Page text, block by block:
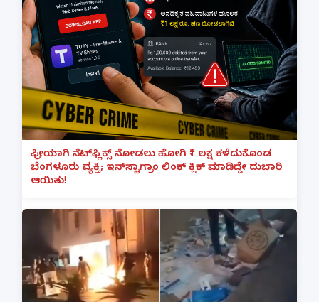
ಫ್ರೀಯಾಗಿ ನೆಟ್‌ಫ್ಲಿಕ್ಸ್ ನೋಡಲು ಹೋಗಿ ₹1 ಲಕ್ಷ ಕಳೆದುಕೊಂಡ
ಬೆಂಗಳೂರು ವ್ಯಕ್ತಿ; ಇನ್‌ಸ್ಟಾಗ್ರಾಂ ಲಿಂಕ್ ಕ್ಲಿಕ್ ಮಾಡಿದ್ದೇ ದುಬಾರಿ
ಆಯಿತು!